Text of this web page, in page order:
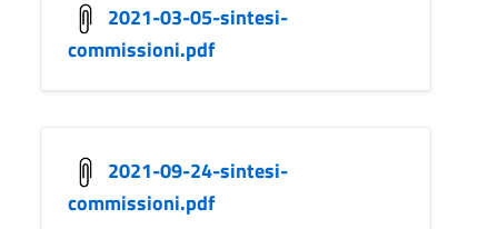
2021-03-05-sintesi-
commissioni.pdf
2021-09-24-sintesi-
commissioni.pdf